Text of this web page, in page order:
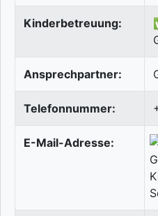
Kinderbetreuung:
Ansprechpartner:
Telefonnummer:
E-Mail-Adresse: